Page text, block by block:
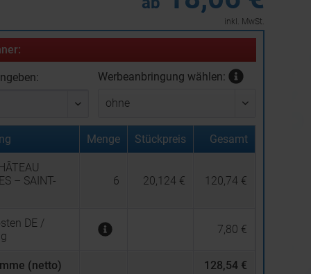
inkl. MwSt.
Werbeanbringung wählen:
Menge Stückpreis Gesamt
– SAINT-
6 20,124 € 120,74 €
DE /
7,80 €
(netto) 128,54 €